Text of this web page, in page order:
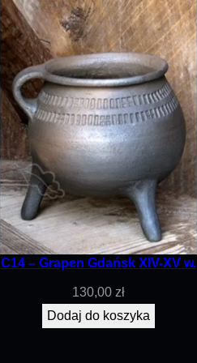
C14 – Grapen Gdańsk XIV-XV w.
130,00 zł
Dodaj do koszyka